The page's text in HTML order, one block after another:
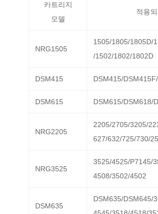
카트리지
모델
적용
NRG1505
1505/1805/1805D/
/1502/1802/1802D
DSM415 DSM415/
DSM615 DSM615/DSM618/
NRG2205
2205/2705/3205/
627/632/725/730/
NRG3525
3525/4525/P7145/
4508/3502/4502
DSM635
DSM635/DSM645/